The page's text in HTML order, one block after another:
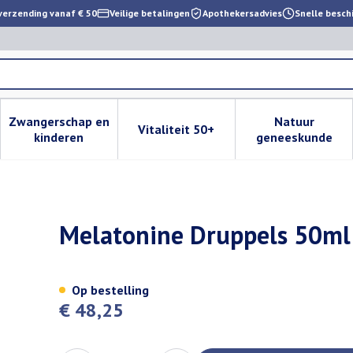
vanaf € 50 Veilige betalingen Apothekersadvies Snelle
verzorging en hygiëne categorie
voor Dieet, voeding en vitamines categorie
Zwangerschap en
kinderenToon submenu voor Zwangerschap en kinderen
Vitaliteit 50+Toon submenu voor Vitaliteit
Natuur
geneeskunde
Toon
Melatonine Druppels
€ 48,25
Op bestelling